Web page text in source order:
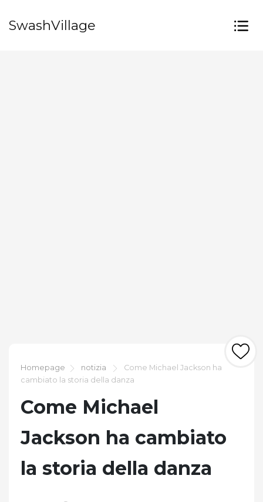
SwashVillage
Homepage notizia
Come Michael Jackson ha
cambiato la storia della danza
Come Michael
Jackson ha cambiato
la storia della danza